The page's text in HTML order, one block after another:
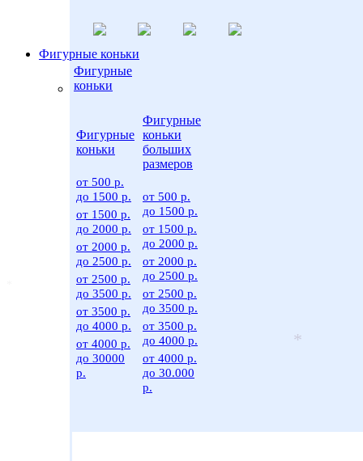
Фигурные коньки
Фигурные
коньки
Фигурные
коньки
от 500 р.
до 1500 р.
от 1500 р.
до 2000 р.
от 2000 р.
до 2500 р.
от 2500 р.
до 3500 р.
от 3500 р.
до 4000 р.
от 4000 р.
до 30000
р.
Фигурные
коньки
больших
размеров
от 500 р.
до 1500 р.
от 1500 р.
до 2000 р.
от 2000 р.
до 2500 р.
от 2500 р.
до 3500 р.
от 3500 р.
до 4000 р.
от 4000 р.
до 30.000
р.